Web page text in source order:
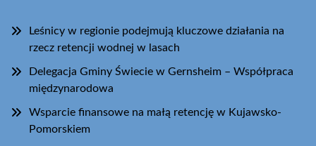
Leśnicy w regionie podejmują kluczowe działania na
rzecz retencji wodnej w lasach
Delegacja Gminy Świecie w Gernsheim – Współpraca
międzynarodowa
Wsparcie finansowe na małą retencję w Kujawsko-
Pomorskiem